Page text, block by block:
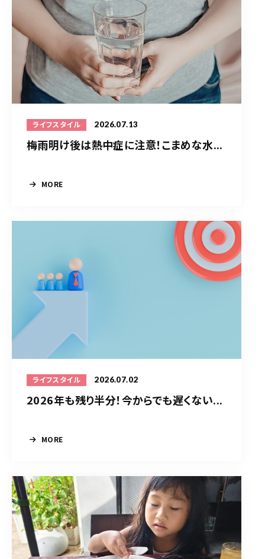
ライフスタイル 2026.07.13
梅雨明け後は熱中症に注意！こまめな水...
MORE
ライフスタイル 2026.07.02
2026年も残り半分！今からでも遅くない...
MORE